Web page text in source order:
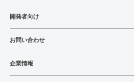
開発者向け
お問い合わせ
企業情報